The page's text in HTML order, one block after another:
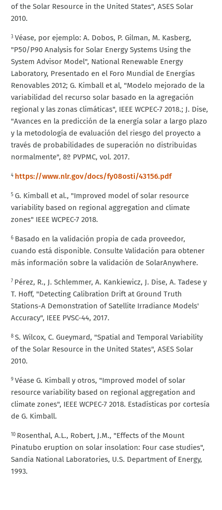
of the Solar Resource in the United States", ASES Solar
2010.
3 Véase, por ejemplo: A. Dobos, P. Gilman, M. Kasberg,
"P50/P90 Analysis for Solar Energy Systems Using the
System Advisor Model", National Renewable Energy
Laboratory, Presentado en el Foro Mundial de Energías
Renovables 2012; G. Kimball et al, "Modelo mejorado de la
variabilidad del recurso solar basado en la agregación
regional y las zonas climáticas", IEEE WCPEC-7 2018.; J. Dise,
"Avances en la predicción de la energía solar a largo plazo
y la metodología de evaluación del riesgo del proyecto a
través de probabilidades de superación no distribuidas
normalmente", 8º PVPMC, vol. 2017.
4 https://www.nlr.gov/docs/fy08osti/43156.pdf
5 G. Kimball et al., "Improved model of solar resource
variability based on regional aggregation and climate
zones" IEEE WCPEC-7 2018.
6 Basado en la validación propia de cada proveedor,
cuando está disponible. Consulte Validación para obtener
más información sobre la validación de SolarAnywhere.
7 Pérez, R., J. Schlemmer, A. Kankiewicz, J. Dise, A. Tadese y
T. Hoff, "Detecting Calibration Drift at Ground Truth
Stations-A Demonstration of Satellite Irradiance Models'
Accuracy", IEEE PVSC-44, 2017.
8 S. Wilcox, C. Gueymard, "Spatial and Temporal Variability
of the Solar Resource in the United States", ASES Solar
2010.
9 Véase G. Kimball y otros, "Improved model of solar
resource variability based on regional aggregation and
climate zones", IEEE WCPEC-7 2018. Estadísticas por cortesía
de G. Kimball.
10 Rosenthal, A.L., Robert, J.M., "Effects of the Mount
Pinatubo eruption on solar insolation: Four case studies",
Sandia National Laboratories, U.S. Department of Energy,
1993.